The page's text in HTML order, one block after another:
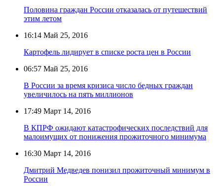
Половина граждан России отказалась от путешествий
этим летом
16:14 Май 25, 2016
Картофель лидирует в списке роста цен в России
06:57 Май 25, 2016
В России за время кризиса число бедных граждан
увеличилось на пять миллионов
17:49 Март 14, 2016
В КПРФ ожидают катастрофических последствий для
малоимущих от понижения прожиточного минимума
16:30 Март 14, 2016
Дмитрий Медведев понизил прожиточный минимум в
России